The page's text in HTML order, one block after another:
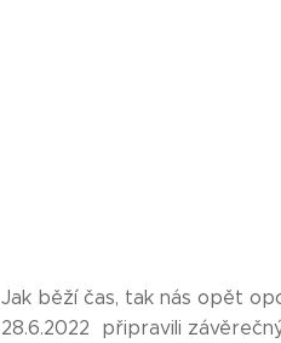
Jak běží čas, tak nás opět
28.6.2022 připravili